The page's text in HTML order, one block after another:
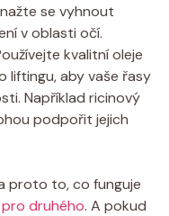
se vyhnout
v oblasti očí.
kvalitní oleje
liftingu, aby vaše řasy
Například ricinový
podpořit jejich
proto to, co funguje
druhého. A pokud